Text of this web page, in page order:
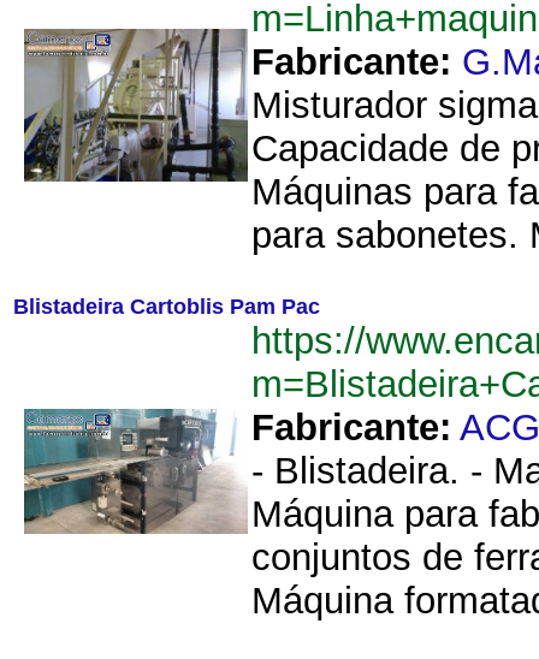
Fabricante:
Misturador
Capacidade de
Máquinas para
para sabonetes.
Blistadeira Cartoblis Pam Pac
https://
Fabricante: ACG
- Blistadeira. -
Máquina para
conjuntos de
Máquina